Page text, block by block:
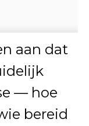
aan dat
— hoe
bereid